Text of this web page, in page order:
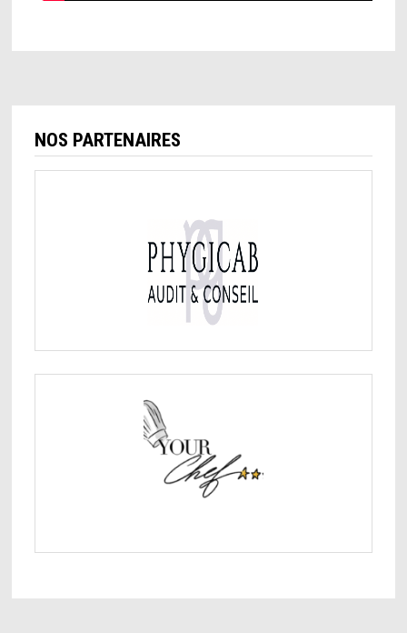
NOS PARTENAIRES